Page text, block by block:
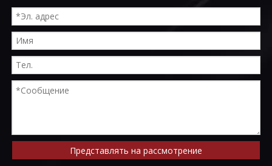
Представлять на рассмотрение